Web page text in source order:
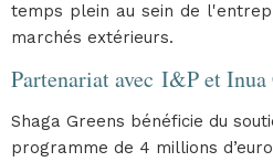
temps plein au sein de
marchés extérieurs.
Partenariat avec I&P et
Shaga Greens bénéficie du
programme de 4 millions